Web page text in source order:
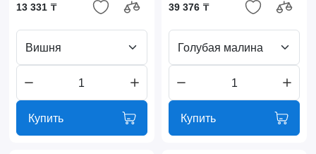
13 331 ₸
Вишня
Купить
39 376 ₸
Голубая малина
Купить